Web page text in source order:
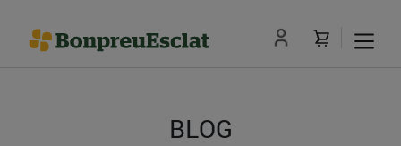
BLOG